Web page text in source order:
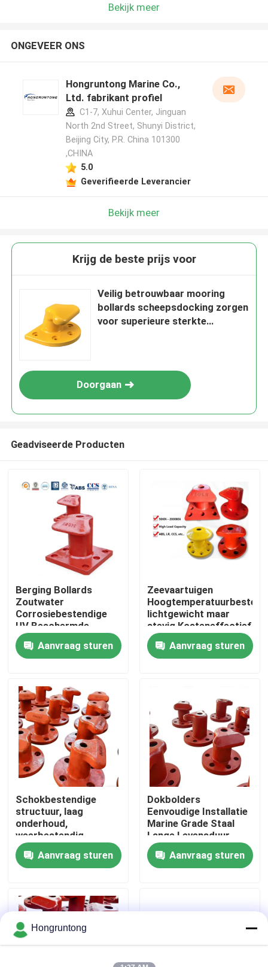
Thuis
Producten
Video's
Over ons
Fabriekstocht
Kwaliteitscontrole
Vraag een offerte
Yokohama rubberstootkussen
Pneumatisch Rubberstootkussen
Bekijk meer
ONGEVEER ONS
Hongruntong Marine Co.,
Ltd. fabrikant profiel
C1-7, Xuhui Center, Jinguan
North 2nd Street, Shunyi District,
Beijing City, P.R. China 101300
,CHINA
5.0
Geverifieerde Leverancier
Bekijk meer
Krijg de beste prijs voor
Veilig betrouwbaar mooring
bollards scheepsdocking zorgen
voor superieure sterkte
Doorgaan
Geadviseerde Producten
Berging Bollards
Zoutwater
Corrosiebestendige
UV Beschermde
coating Hoge
treksterkte
Aanvraag sturen
Zeevaartuigen
lichtgewicht maar
stevig Kosteneffectief
Aanvraag sturen
Schokbestendige
structuur, laag
onderhoud,
weerbestendig
ontwerp
Aanvraag sturen
Dokbolders
Eenvoudige Installatie
Marine Grade Staal
Lange Levensduur
Aanvraag sturen
Hongruntong